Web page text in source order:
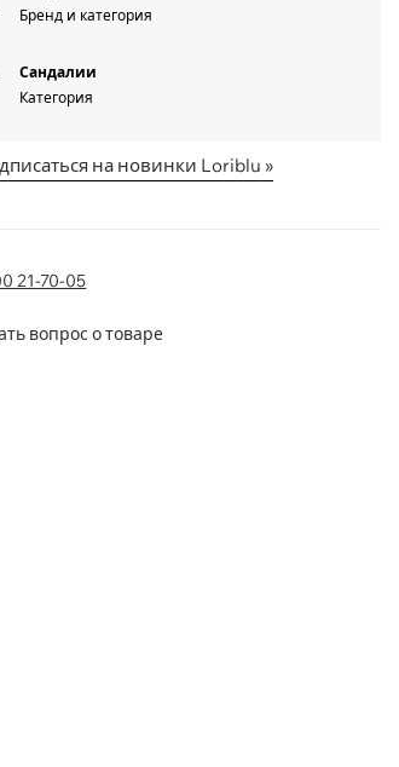
Бренд и категория
Сандалии
Категория
на новинки Loriblu »
21-70-05
вопрос о товаре